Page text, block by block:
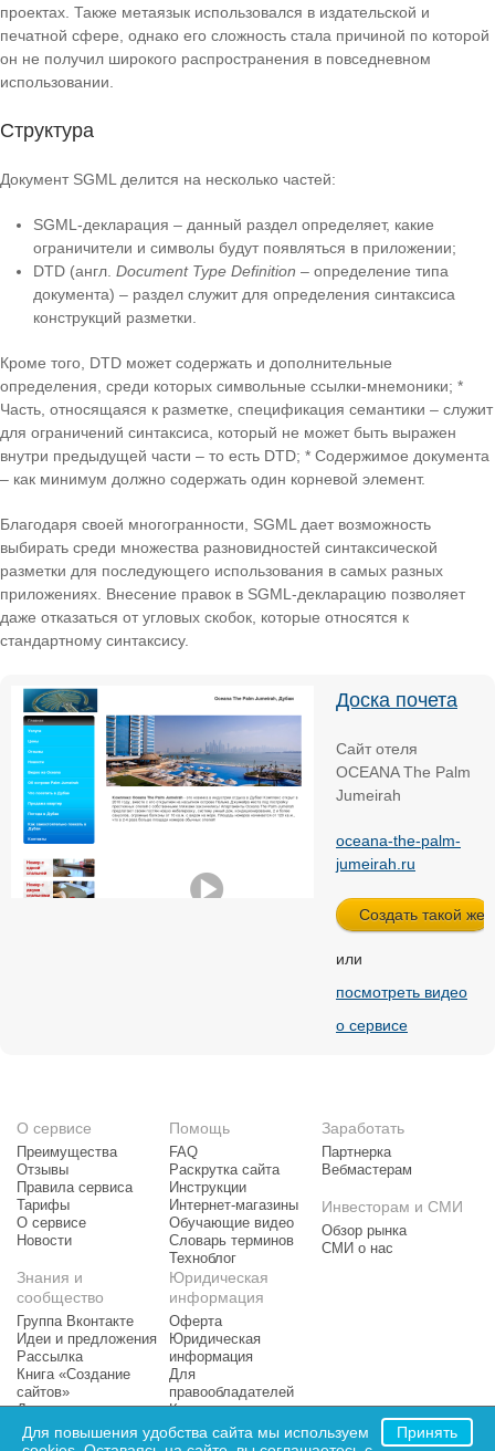
проектах. Также метаязык использовался в издательской и
печатной сфере, однако его сложность стала причиной по которой
он не получил широкого распространения в повседневном
использовании.
Структура
Документ SGML делится на несколько частей:
SGML-декларация – данный раздел определяет, какие
ограничители и символы будут появляться в приложении;
DTD (англ. Document Type Definition – определение типа
документа) – раздел служит для определения синтаксиса
конструкций разметки.
Кроме того, DTD может содержать и дополнительные
определения, среди которых символьные ссылки-мнемоники; *
Часть, относящаяся к разметке, спецификация семантики – служит
для ограничений синтаксиса, который не может быть выражен
внутри предыдущей части – то есть DTD; * Содержимое документа
– как минимум должно содержать один корневой элемент.
Благодаря своей многогранности, SGML дает возможность
выбирать среди множества разновидностей синтаксической
разметки для последующего использования в самых разных
приложениях. Внесение правок в SGML-декларацию позволяет
даже отказаться от угловых скобок, которые относятся к
стандартному синтаксису.
Доска почета
Сайт отеля
OCEANA The Palm
Jumeirah
oceana-the-palm-
jumeirah.ru
или
посмотреть видео
о сервисе
О сервисе
Преимущества
Отзывы
Правила сервиса
Тарифы
О сервисе
Новости
Помощь
FAQ
Раскрутка сайта
Инструкции
Интернет-магазины
Обучающие видео
Словарь терминов
Техноблог
Заработать
Партнерка
Вебмастерам
Инвесторам и СМИ
Обзор рынка
СМИ о нас
Знания и
сообщество
Группа Вконтакте
Идеи и предложения
Рассылка
Книга «Создание
сайтов»
Доска почета
Рейтинг сайтов
Юридическая
информация
Оферта
Юридическая
информация
Для
правообладателей
Контактная
информация
Принять
Для повышения удобства сайта мы используем